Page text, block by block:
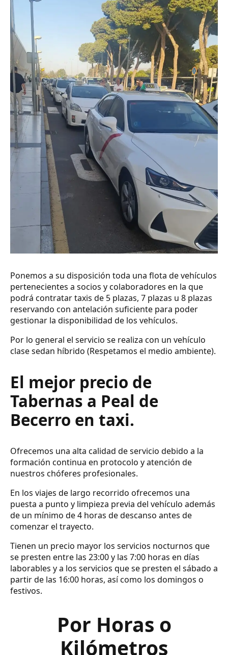
Ponemos a su disposición toda una flota de vehículos
pertenecientes a socios y colaboradores en la que
podrá contratar taxis de 5 plazas, 7 plazas u 8 plazas
reservando con antelación suficiente para poder
gestionar la disponibilidad de los vehículos.
Por lo general el servicio se realiza con un vehículo
clase sedan híbrido (Respetamos el medio ambiente).
El mejor precio de
Tabernas a Peal de
Becerro en taxi.
Ofrecemos una alta calidad de servicio debido a la
formación continua en protocolo y atención de
nuestros chóferes profesionales.
En los viajes de largo recorrido ofrecemos una
puesta a punto y limpieza previa del vehículo además
de un mínimo de 4 horas de descanso antes de
comenzar el trayecto.
Tienen un precio mayor los servicios nocturnos que
se presten entre las 23:00 y las 7:00 horas en días
laborables y a los servicios que se presten el sábado a
partir de las 16:00 horas, así como los domingos o
festivos.
Por Horas o
Kilómetros